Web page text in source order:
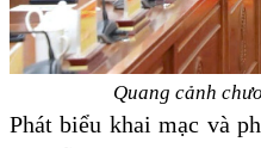
Quang cảnh
Phát biểu khai mạc và